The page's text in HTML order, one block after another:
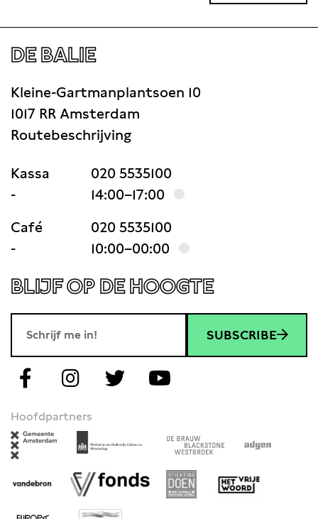
DE BALIE
Kleine-Gartmanplantsoen 10
1017 RR Amsterdam
Routebeschrijving
Kassa
020 5535100
-
14:00–17:00
Café
020 5535100
-
10:00–00:00
BLIJF OP DE HOOGTE
SUBSCRIBE
Hoofdpartners